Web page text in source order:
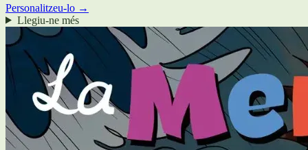
Personalitzeu-lo →
Llegiu-ne més